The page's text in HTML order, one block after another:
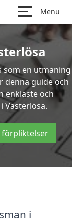
Menu
som en utmaning
denna guide och
enklaste och
Västerlösa.
förpliktelser
i